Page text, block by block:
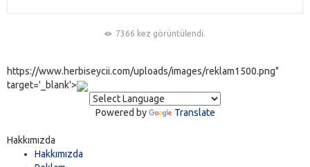
7366 kez görüntülendi.
https://www.herbiseycii.com/uploads/images/reklam1500.png"
target='_blank'>
Powered by Translate
Hakkımızda
Hakkımızda